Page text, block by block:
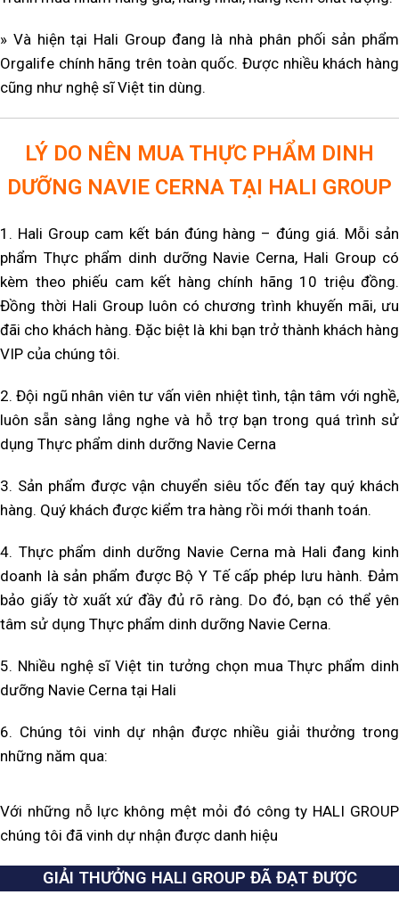
» Và hiện tại Hali Group đang là nhà phân phối sản phẩm
Orgalife chính hãng trên toàn quốc. Được nhiều khách hàng
cũng như nghệ sĩ Việt tin dùng.
LÝ DO NÊN MUA THỰC PHẨM DINH
DƯỠNG NAVIE CERNA TẠI HALI GROUP
1. Hali Group cam kết bán đúng hàng – đúng giá. Mỗi sản
phẩm Thực phẩm dinh dưỡng Navie Cerna, Hali Group có
kèm theo phiếu cam kết hàng chính hãng 10 triệu đồng.
Đồng thời Hali Group luôn có chương trình khuyến mãi, ưu
đãi cho khách hàng. Đặc biệt là khi bạn trở thành khách hàng
VIP của chúng tôi.
2. Đội ngũ nhân viên tư vấn viên nhiệt tình, tận tâm với nghề,
luôn sẵn sàng lắng nghe và hỗ trợ bạn trong quá trình sử
dụng Thực phẩm dinh dưỡng Navie Cerna
3. Sản phẩm được vận chuyển siêu tốc đến tay quý khách
hàng. Quý khách được kiểm tra hàng rồi mới thanh toán.
4. Thực phẩm dinh dưỡng Navie Cerna mà Hali đang kinh
doanh là sản phẩm được Bộ Y Tế cấp phép lưu hành. Đảm
bảo giấy tờ xuất xứ đầy đủ rõ ràng. Do đó, bạn có thể yên
tâm sử dụng Thực phẩm dinh dưỡng Navie Cerna.
5. Nhiều nghệ sĩ Việt tin tưởng chọn mua Thực phẩm dinh
dưỡng Navie Cerna tại Hali
6. Chúng tôi vinh dự nhận được nhiều giải thưởng trong
những năm qua:
Với những nỗ lực không mệt mỏi đó công ty HALI GROUP
chúng tôi đã vinh dự nhận được danh hiệu
GIẢI THƯỞNG HALI GROUP ĐÃ ĐẠT ĐƯỢC